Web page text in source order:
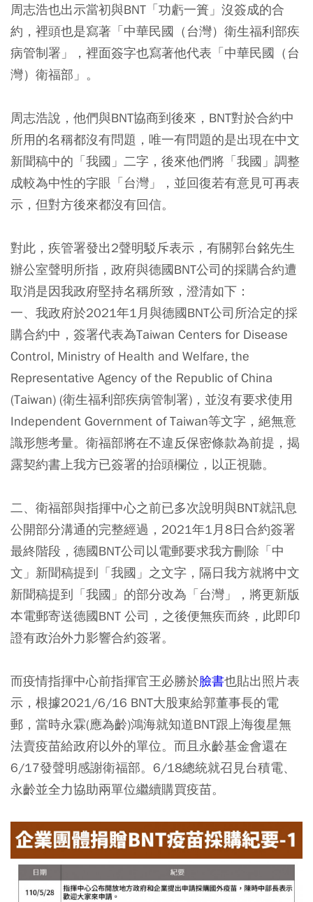
周志浩也出示當初與BNT「功虧一簣」沒簽成的合
約，裡頭也是寫著「中華民國（台灣）衛生福利部疾
病管制署」，裡面簽字也寫著他代表「中華民國（台
灣）衛福部」。
周志浩說，他們與BNT協商到後來，BNT對於合約中
所用的名稱都沒有問題，唯一有問題的是出現在中文
新聞稿中的「我國」二字，後來他們將「我國」調整
成較為中性的字眼「台灣」，並回復若有意見可再表
示，但對方後來都沒有回信。
對此，疾管署發出2聲明駁斥表示，有關郭台銘先生
辦公室聲明所指，政府與德國BNT公司的採購合約遭
取消是因我政府堅持名稱所致，澄清如下：
一、我政府於2021年1月與德國BNT公司所洽定的採
購合約中，簽署代表為Taiwan Centers for Disease
Control, Ministry of Health and Welfare, the
Representative Agency of the Republic of China
(Taiwan) (衛生福利部疾病管制署)，並沒有要求使用
Independent Government of Taiwan等文字，絕無意
識形態考量。衛福部將在不違反保密條款為前提，揭
露契約書上我方已簽署的抬頭欄位，以正視聽。
二、衛福部與指揮中心之前已多次說明與BNT就訊息
公開部分溝通的完整經過，2021年1月8日合約簽署
最終階段，德國BNT公司以電郵要求我方刪除「中
文」新聞稿提到「我國」之文字，隔日我方就將中文
新聞稿提到「我國」的部分改為「台灣」，將更新版
本電郵寄送德國BNT 公司，之後便無疾而終，此即印
證有政治外力影響合約簽署。
而疫情指揮中心前指揮官王必勝於臉書也貼出照片表
示，根據2021/6/16 BNT大股東給郭董事長的電
郵，當時永霖(應為齡)鴻海就知道BNT跟上海復星無
法賣疫苗給政府以外的單位。而且永齡基金會還在
6/17發聲明感謝衛福部。6/18總統就召見台積電、
永齡並全力協助兩單位繼續購買疫苗。